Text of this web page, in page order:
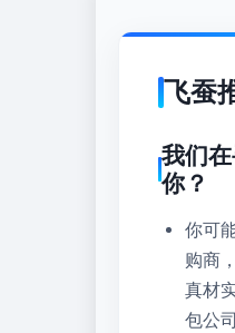
飞蚕
我们
你？
你可
购商
真材
包公